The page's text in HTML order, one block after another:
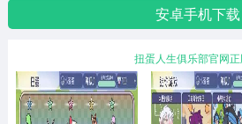
安卓手机下载
扭蛋人生俱乐部官网